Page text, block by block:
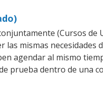
(Cursos de
mismas necesidades
agendar al mismo
prueba dentro de una